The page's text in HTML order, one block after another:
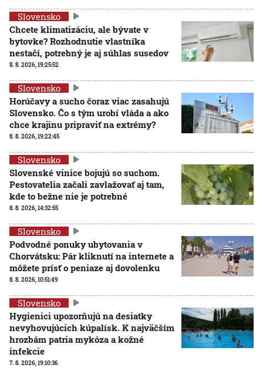
Slovensko
Chcete klimatizáciu, ale bývate v
bytovke? Rozhodnutie vlastníka
nestačí, potrebný je aj súhlas susedov
8. 8. 2026, 19:25:52
Slovensko
Horúčavy a sucho čoraz viac zasahujú
Slovensko. Čo s tým urobí vláda a ako
chce krajinu pripraviť na extrémy?
8. 8. 2026, 19:22:45
Slovensko
Slovenské vinice bojujú so suchom.
Pestovatelia začali zavlažovať aj tam,
kde to bežne nie je potrebné
8. 8. 2026, 14:32:55
Slovensko
Podvodné ponuky ubytovania v
Chorvátsku: Pár kliknutí na internete a
môžete prísť o peniaze aj dovolenku
8. 8. 2026, 10:51:49
Slovensko
Hygienici upozorňujú na desiatky
nevyhovujúcich kúpalísk. K najväčším
hrozbám patria mykóza a kožné
infekcie
7. 8. 2026, 19:10:36